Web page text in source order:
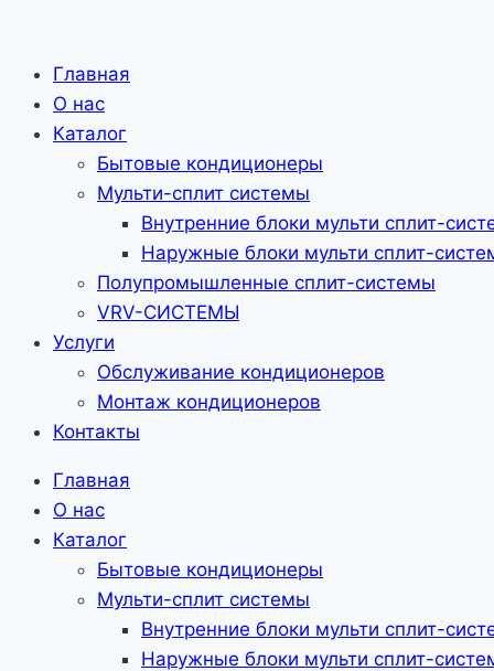
Главная
О нас
Каталог
Бытовые кондиционеры
Мульти-сплит системы
Внутренние блоки мульти сплит-
Наружные блоки мульти сплит-
Полупромышленные сплит-системы
VRV-CИСТЕМЫ
Услуги
Обслуживание кондиционеров
Монтаж кондиционеров
Контакты
Главная
О нас
Каталог
Бытовые кондиционеры
Мульти-сплит системы
Внутренние блоки мульти сплит-
Наружные блоки мульти сплит-